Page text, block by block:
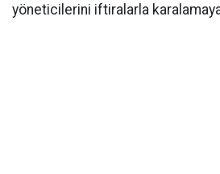
yöneticilerini iftiralarla karalamaya